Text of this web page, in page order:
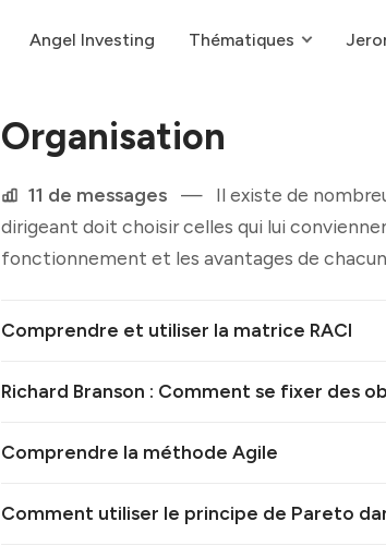
Angel Investing Thématiques
Organisation
11 de messages —
Il existe de
dirigeant doit choisir celles qui lui
fonctionnement et les avantages de
Comprendre et utiliser la matrice RACI
Richard Branson : Comment se fixer des
Comprendre la méthode Agile
Comment utiliser le principe de Pareto